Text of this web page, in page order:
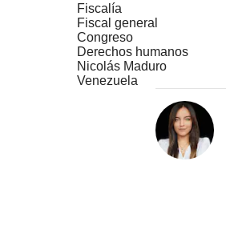
Fiscalía
Fiscal general
Congreso
Derechos humanos
Nicolás Maduro
Venezuela